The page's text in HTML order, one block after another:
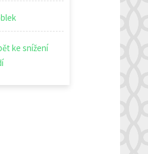
ke snížení